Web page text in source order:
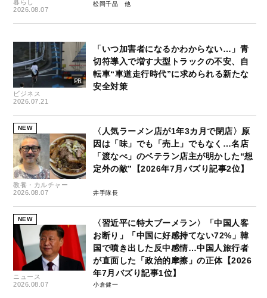
暮らし
2026.08.07
松岡千晶
ビジネス
2026.07.21
「いつ加害者になるかわからない…」青
切符導入で増す大型トラックの不安、自
転車“車道走行時代”に求められる新たな
安全対策
NEW
教養・カルチャー
2026.08.07
〈人気ラーメン店が1年3カ月で閉店〉原
因は「味」でも「売上」でもなく…名店
「渡なべ」のベテラン店主が明かした“想
定外の敵”【2026年7月バズり記事2位】
井手隊長
NEW
ニュース
2026.08.07
〈習近平に特大ブーメラン〉「中国人客
お断り」「中国に好感持てない72%」韓
国で噴き出した反中感情…中国人旅行者
が直面した「政治的摩擦」の正体【2026
年7月バズり記事1位】
小倉健一